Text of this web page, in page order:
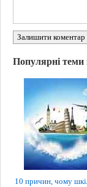
Залишити коментар
Популярні теми
10 причин, чому